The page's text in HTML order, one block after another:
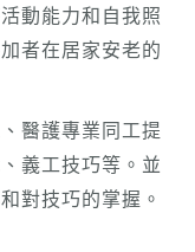
動能力和自我照
者在居家安老的
醫護專業同工提
義工技巧等。並
對技巧的掌握。